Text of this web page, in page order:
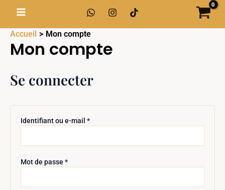
Accueil Mon compte
Mon compte
Se connecter
Identifiant ou e-mail *
Mot de passe *